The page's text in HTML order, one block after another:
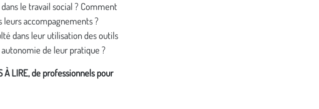
le travail social ? Comment
accompagnements ?
dans leur utilisation des outils
de leur pratique ?
ÀLIRE, de professionnels pour